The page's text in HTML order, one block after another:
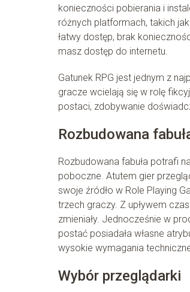
konieczności pobierania i
różnych platformach, takich
łatwy dostęp, brak
masz dostęp do internetu.
Gatunek RPG jest jednym z
gracze wcielają się w rolę
postaci, zdobywanie
Rozbudowana
Rozbudowana fabuła potrafi
poboczne. Atutem gier
swoje źródło w Role Playing
trzech graczy. Z upływem
zmieniały. Jednocześnie w
postać posiadała własne
wysokie wymagania
Wybór przeglądarki